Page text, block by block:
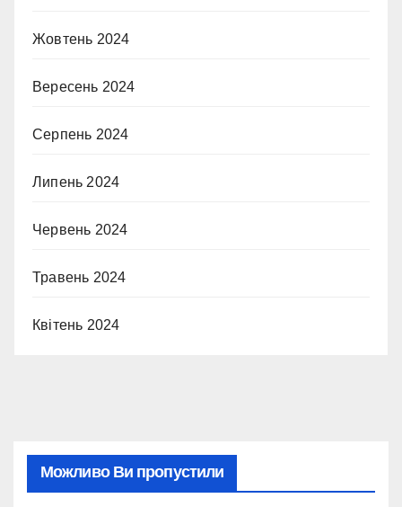
Жовтень 2024
Вересень 2024
Серпень 2024
Липень 2024
Червень 2024
Травень 2024
Квітень 2024
Можливо Ви пропустили